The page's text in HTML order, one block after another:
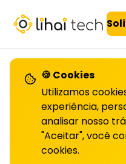
LiHai - Página inicial
Confira
Utilizando
🍪 Cookies
Utilizamos
experiência,
analisar nosso
"Aceitar", você
cookies.